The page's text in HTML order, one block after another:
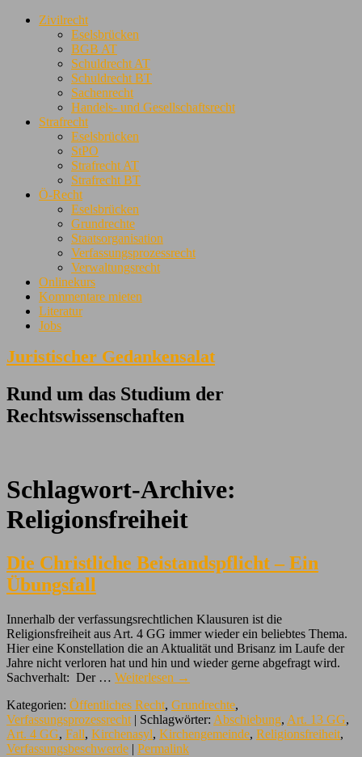
Zivilrecht
Eselsbrücken
BGB AT
Schuldrecht AT
Schuldrecht BT
Sachenrecht
Handels- und Gesellschaftsrecht
Strafrecht
Eselsbrücken
StPO
Strafrecht AT
Strafrecht BT
Ö-Recht
Eselsbrücken
Grundrechte
Staatsorganisation
Verfassungsprozessrecht
Verwaltungsrecht
Onlinekurs
Kommentare mieten
Literatur
Jobs
Juristischer Gedankensalat
Rund um das Studium der
Rechtswissenschaften
Schlagwort-Archive:
Religionsfreiheit
Die Christliche Beistandspflicht – Ein
Übungsfall
Innerhalb der verfassungsrechtlichen Klausuren ist die
Religionsfreiheit aus Art. 4 GG immer wieder ein beliebtes Thema.
Hier eine Konstellation die an Aktualität und Brisanz im Laufe der
Jahre nicht verloren hat und hin und wieder gerne abgefragt wird.
Sachverhalt: Der … Weiterlesen →
Kategorien: Öffentliches Recht, Grundrechte,
Verfassungsprozessrecht | Schlagwörter: Abschiebung, Art. 13 GG,
Art. 4 GG, Fall, Kirchenasyl, Kirchengemeinde, Religionsfreiheit,
Verfassungsbeschwerde | Permalink